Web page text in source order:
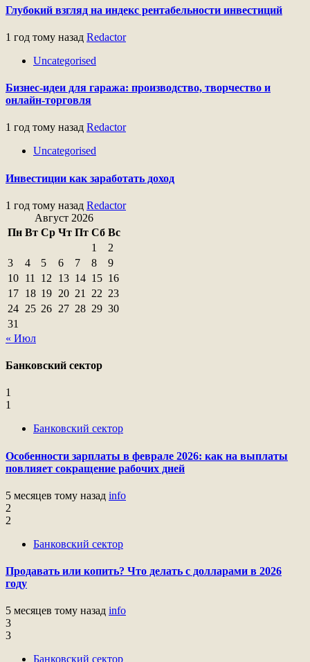
Глубокий взгляд на индекс рентабельности инвестиций
1 год тому назад Redactor
Uncategorised
Бизнес-идеи для гаража: производство, творчество и
онлайн-торговля
1 год тому назад Redactor
Uncategorised
Инвестиции как заработать доход
1 год тому назад Redactor
Август 2026
Пн Вт Ср Чт Пт Сб Вс
1
2
3
4 5 6 7 8
9
10 11 12 13 14 15 16
17 18 19 20 21 22 23
24 25 26 27 28 29 30
31
« Июл
Банковский сектор
1
1
Банковский сектор
Особенности зарплаты в феврале 2026: как на выплаты
повлияет сокращение рабочих дней
5 месяцев тому назад info
2
2
Банковский сектор
Продавать или копить? Что делать с долларами в 2026
году
5 месяцев тому назад info
3
3
Банковский сектор